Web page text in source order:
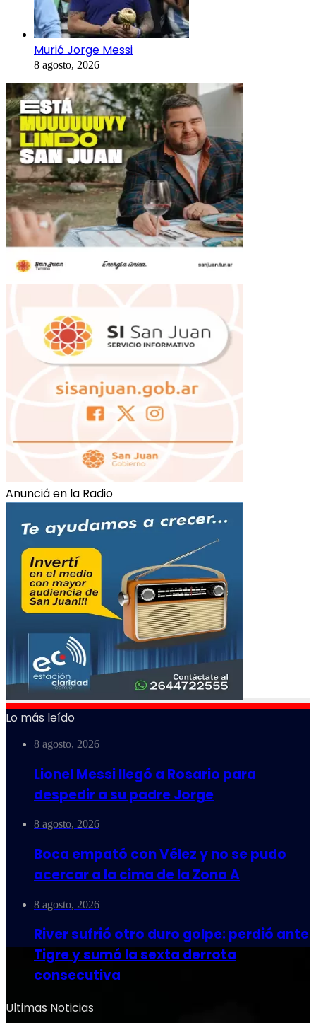
Murió Jorge Messi
8 agosto, 2026
Anunciá en la Radio
Lo más leído
8 agosto, 2026
Lionel Messi llegó a Rosario para
despedir a su padre Jorge
8 agosto, 2026
Boca empató con Vélez y no se pudo
acercar a la cima de la Zona A
8 agosto, 2026
River sufrió otro duro golpe: perdió ante
Tigre y sumó la sexta derrota
consecutiva
Ultimas Noticias